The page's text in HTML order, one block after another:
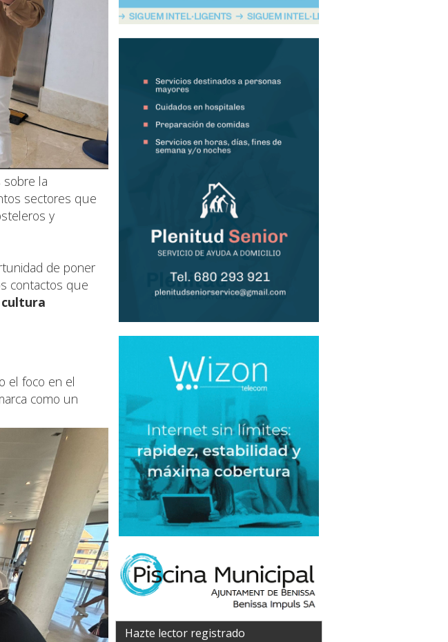
sobre la
sectores que
y
de poner
contactos que
cultura
el foco en el
como un
Hazte lector registrado